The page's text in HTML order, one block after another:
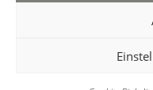
© BINZ